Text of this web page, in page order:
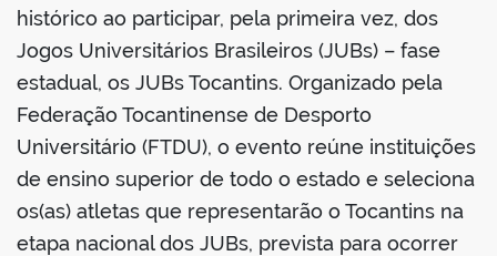
histórico ao participar, pela primeira vez, dos
Jogos Universitários Brasileiros (JUBs) – fase
estadual, os JUBs Tocantins. Organizado pela
Federação Tocantinense de Desporto
Universitário (FTDU), o evento reúne instituições
de ensino superior de todo o estado e seleciona
os(as) atletas que representarão o Tocantins na
etapa nacional dos JUBs, prevista para ocorrer